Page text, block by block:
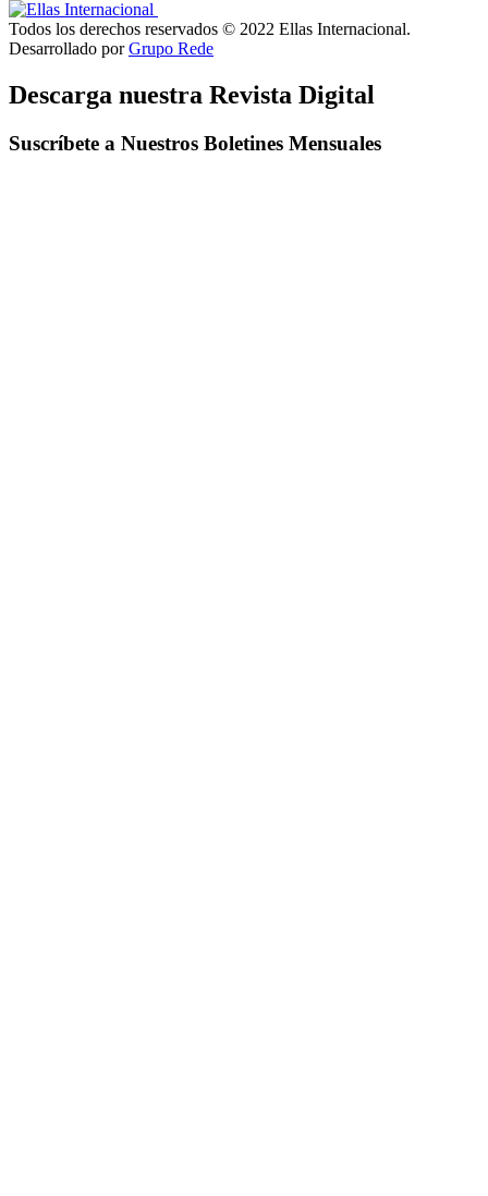
Todos los derechos reservados © 2022 Ellas Internacional.
Desarrollado porGrupo Rede
Descarga nuestra Revista Digital
Suscríbete a Nuestros Boletines Mensuales